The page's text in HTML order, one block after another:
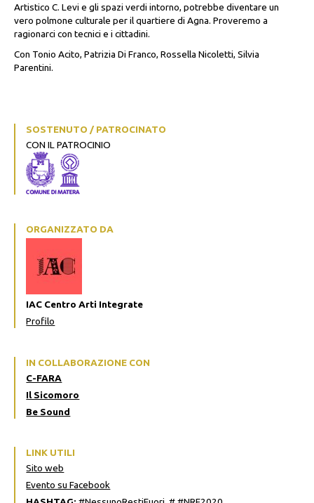
Artistico C. Levi e gli spazi verdi intorno, potrebbe diventare un
vero polmone culturale per il quartiere di Agna. Proveremo a
ragionarci con tecnici e i cittadini.
Con Tonio Acito, Patrizia Di Franco, Rossella Nicoletti, Silvia
Parentini.
SOSTENUTO / PATROCINATO
CON IL PATROCINIO
ORGANIZZATO DA
IAC Centro Arti Integrate
Profilo
IN COLLABORAZIONE CON
C-FARA
Il Sicomoro
Be Sound
LINK UTILI
Sito web
Evento su Facebook